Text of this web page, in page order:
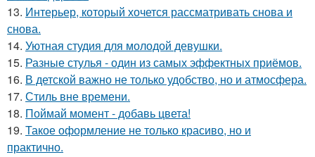
13. Интерьер, который хочется рассматривать снова и
снова.
14. Уютная студия для молодой девушки.
15. Разные стулья - один из самых эффектных приёмов.
16. В детской важно не только удобство, но и атмосфера.
17. Стиль вне времени.
18. Поймай момент - добавь цвета!
19. Такое оформление не только красиво, но и
практично.